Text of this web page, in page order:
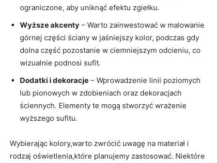
ograniczone, aby uniknąć efektu zgiełku.
Wyższe akcenty – Warto zainwestować w malowanie
górnej części ściany w jaśniejszy kolor, podczas gdy
dolna część pozostanie w ciemniejszym odcieniu, co
wizualnie podnosi sufit.
Dodatki i dekoracje – Wprowadzenie linii poziomych
lub pionowych w zdobieniach oraz dekoracjach
ściennych. Elementy te mogą stworzyć wrażenie
wyższego sufitu.
Wybierając kolory,warto zwrócić uwagę na materiał i
rodzaj oświetlenia,które planujemy zastosować. Niektóre